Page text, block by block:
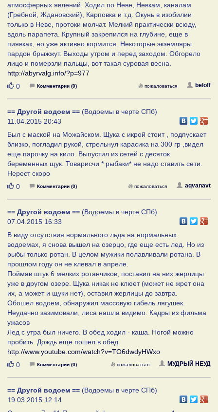
атмосферных явлений. Ходил по Неве, Невкам, каналам
(Гребной, Ждановский), Карповка и т.д. Окунь в изобилии
только в Неве, протоки молчат. Мелкий практически всюду,
вдоль парапета. Крупный закрепился на глубине, еще в
пиявках, но уже активно кормится. Некоторые экземляры
пардон брыжжут. Выходы утром и перед заходом. Обгорело
лицо и померзли пальцы, вот такая суровая весна.
http://abyrvalg.info/?p=977
Нравится
0 Комментарии (0) beloff
пожаловаться
== Другой водоем == (Водоемы в черте СПб)
11.04.2015 20:43
Был с маской на Можайском. Щука с икрой стоит , подпускает
близко, погладил рукой, стрельнул карасика на 300 гр ,видел
еще парочку на кило. Выпустил из сетей с десяток
беременных щук. Товарисчи * рыбаки* не надо ставить сети.
Нерест скоро
Нравится
0 Комментарии (0) aqvanavt
пожаловаться
== Другой водоем == (Водоемы в черте СПб)
07.04.2015 16:33
В виду отсутствия нормального льда на нормальных
водоемах, я снова вышел на озерцо, где еще есть лед. Но из
рыбы только ротан. В целом мужики полавливали ротана. В
прошлом году он не клевал в апреле.
Поймав штук 6 мелких ротанчиков, поставил на них жерлицы
уже в другом озере. Щука никак не клюет (может не жрет она
их, а может и щуки нет), оставил жерлицы до завтра.
Обошел водоем, обнаружил массовую гибель лягушек.
Неудачно зазимовали, лиса нашла видимо. Кадры из фильма
ужасов
Лед с утра был ничего. В обед ходил - каша. Ногой можно
пробить. Дождь еще пошел в обед
http://www.youtube.com/watch?v=TO6dwdyHWxo
Нравится
0 Комментарии (0) МУДРЫЙ НЕУД
пожаловаться
== Другой водоем == (Водоемы в черте СПб)
19.03.2015 12:14